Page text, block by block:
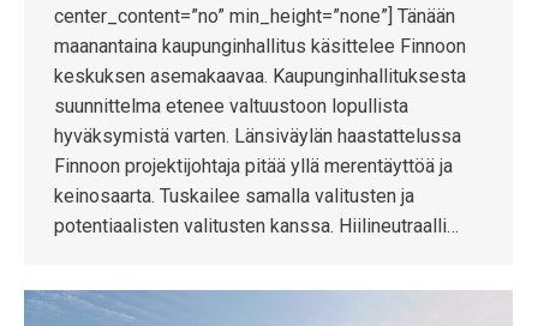
center_content=”no” min_height=”none”] Tänään
maanantaina kaupunginhallitus käsittelee Finnoon
keskuksen asemakaavaa. Kaupunginhallituksesta
suunnittelma etenee valtuustoon lopullista
hyväksymistä varten. Länsiväylän haastattelussa
Finnoon projektijohtaja pitää yllä merentäyttöä ja
keinosaarta. Tuskailee samalla valitusten ja
potentiaalisten valitusten kanssa. Hiilineutraalli…